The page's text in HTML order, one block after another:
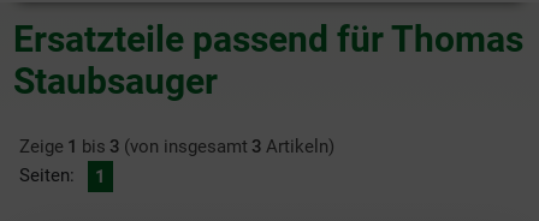
Ersatzteile passend für Thomas
Staubsauger
Zeige 1 bis 3 (von insgesamt 3 Artikeln)
Seiten:
1